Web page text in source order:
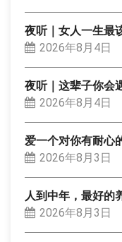
夜听｜女人一生最
2026年8月4日
夜听｜这辈子你会
2026年8月4日
爱一个对你有耐心
2026年8月3日
人到中年，最好的
2026年8月3日